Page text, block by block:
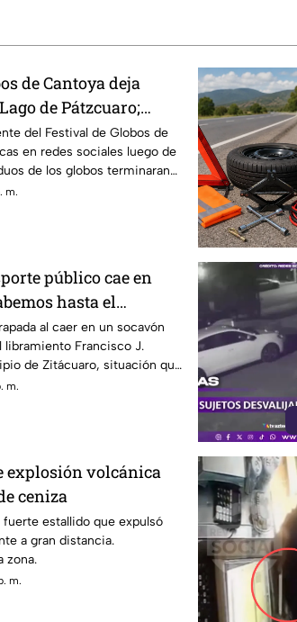
de Cantoya deja
de Pátzcuaro;
acciones
del Festival de Globos de
en redes sociales luego de
de los globos terminaran
dejando una
m.
público cae en
hasta el
al caer en un socavón
libramiento Francisco J.
de Zitácuaro, situación que
preocupación entre
m.
explosión volcánica
ceniza
estallido que expulsó
a gran distancia.
zona.
m.